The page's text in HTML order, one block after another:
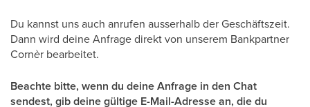
Du kannst uns auch anrufen ausserhalb der Geschäftszeit.
Dann wird deine Anfrage direkt von unserem Bankpartner
Cornèr bearbeitet.
Beachte bitte, wenn du deine Anfrage in den Chat
sendest, gib deine gültige E-Mail-Adresse an, die du